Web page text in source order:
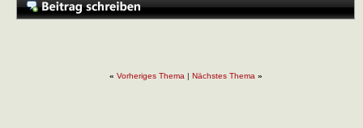
« Vorheriges Thema | Nächstes Thema »